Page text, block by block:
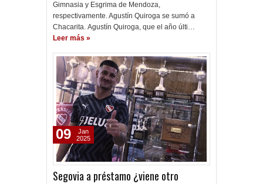
Gimnasia y Esgrima de Mendoza,
respectivamente. Agustín Quiroga se sumó a
Chacarita. Agustín Quiroga, que el año últi…
Leer más »
Segovia a préstamo ¿viene otro
09
Jan
2025